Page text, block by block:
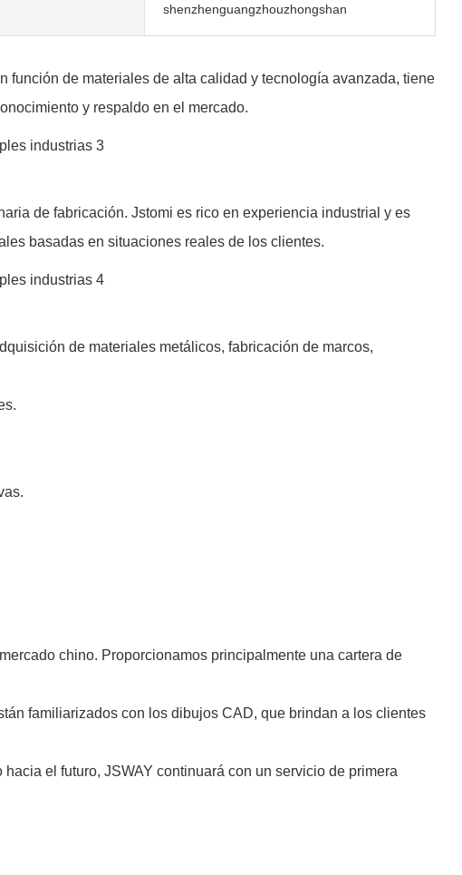
shenzhenguangzhouzhongshan
función de materiales de alta calidad y tecnología avanzada, tiene
y respaldo en el mercado.
de fabricación. Jstomi es rico en experiencia industrial y es
basadas en situaciones reales de los clientes.
de materiales metálicos, fabricación de marcos,
chino. Proporcionamos principalmente una cartera de
familiarizados con los dibujos CAD, que brindan a los clientes
el futuro, JSWAY continuará con un servicio de primera